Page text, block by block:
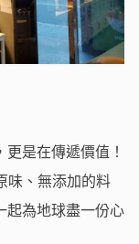
是在傳遞價值！
味、無添加的料
起為地球盡一份心